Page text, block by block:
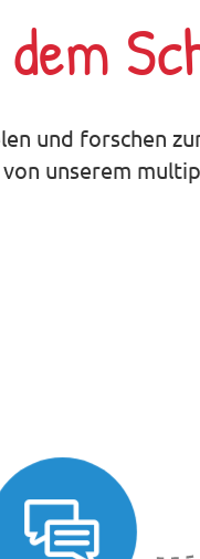
und forschen
unserem